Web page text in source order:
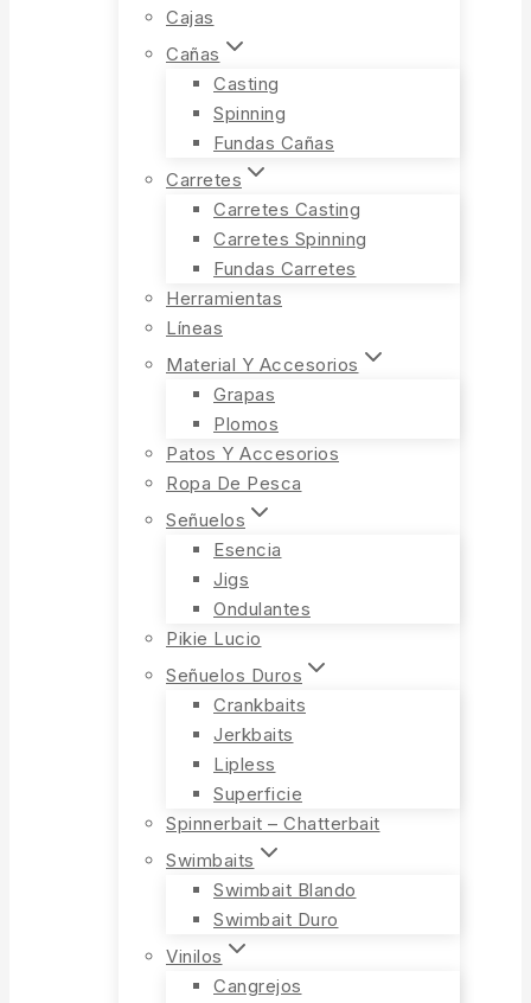
Cajas
Cañas
Casting
Spinning
Fundas Cañas
Carretes
Carretes Casting
Carretes Spinning
Fundas Carretes
Herramientas
Líneas
Material Y Accesorios
Grapas
Plomos
Patos Y Accesorios
Ropa De Pesca
Señuelos
Esencia
Jigs
Ondulantes
Pikie Lucio
Señuelos Duros
Crankbaits
Jerkbaits
Lipless
Superficie
Spinnerbait – Chatterbait
Swimbaits
Swimbait Blando
Swimbait Duro
Vinilos
Cangrejos